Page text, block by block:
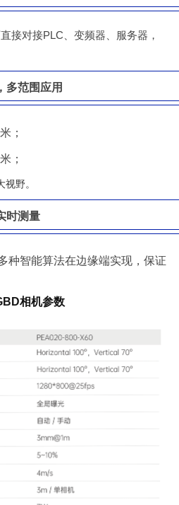
接对接PLC、变频器、服务器，
多范围应用
；
；
野。
时测量
种智能算法在边缘端实现，保证
相机参数